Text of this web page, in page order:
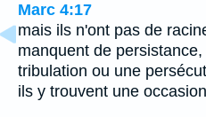
Marc 4:17
mais ils n'ont pas de
manquent de
tribulation ou une
ils y trouvent une